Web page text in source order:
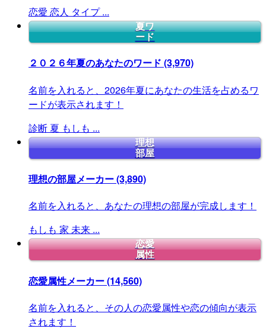
恋愛 恋人 タイプ ...
夏ワ
ード
２０２６年夏のあなたのワード (3,970)
名前を入れると、2026年夏にあなたの生活を占めるワ
ードが表示されます！
診断 夏 もしも ...
理想
部屋
理想の部屋メーカー(3,890)
名前を入れると、あなたの理想の部屋が完成します！
もしも 家 未来 ...
恋愛
属性
恋愛属性メーカー(14,560)
名前を入れると、その人の恋愛属性や恋の傾向が表示
されます！